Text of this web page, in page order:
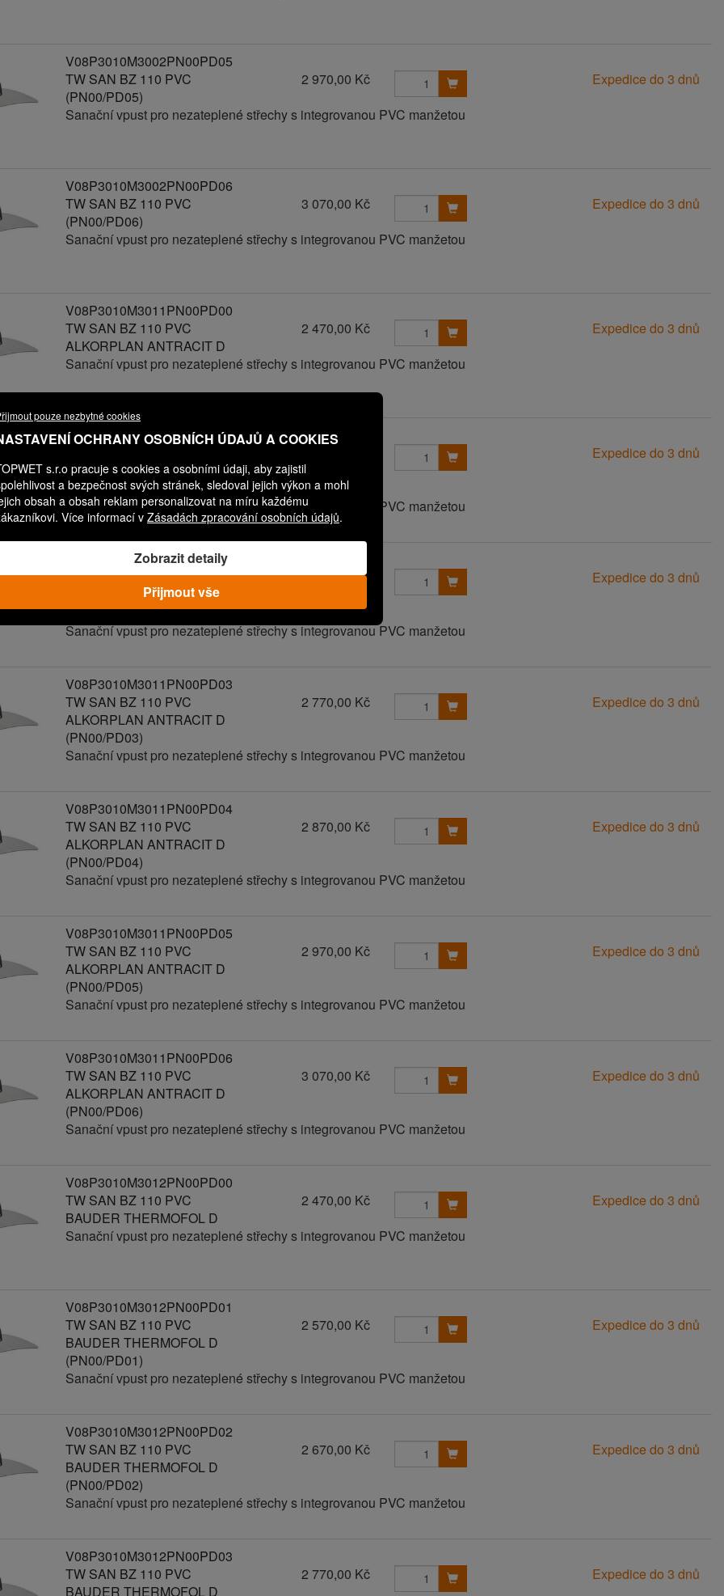
pouze nezbytné cookies
OCHRANY OSOBNÍCH ÚDAJŮ A COOKIES
s.r.o pracuje s cookies a osobními údaji, aby zajistil
a bezpečnost svých stránek, sledoval jejich výkon a mohl
obsah a obsah reklam personalizovat na míru každému
Více informací v Zásadách zpracování osobních údajů.
Zobrazit detaily
Přijmout vše
V08P3010M3002PN00PD05
TW SAN BZ 110 PVC
(PN00/PD05)
2 970,00 Kč
Expedice do 3 dnů
Sanační vpust pro nezateplené střechy s integrovanou PVC manžetou
V08P3010M3002PN00PD06
TW SAN BZ 110 PVC
(PN00/PD06)
3 070,00 Kč
Expedice do 3 dnů
Sanační vpust pro nezateplené střechy s integrovanou PVC manžetou
V08P3010M3011PN00PD00
TW SAN BZ 110 PVC
ALKORPLAN ANTRACIT D
2 470,00 Kč
Expedice do 3 dnů
Sanační vpust pro nezateplené střechy s integrovanou PVC manžetou
V08P3010M3011PN00PD01
ALKORPLAN ANTRACIT D
(PN00/PD01)
Expedice do 3 dnů
Sanační vpust pro nezateplené střechy s integrovanou PVC manžetou
V08P3010M3011PN00PD02
TW SAN BZ 110 PVC
ALKORPLAN ANTRACIT D
(PN00/PD02)
2 670,00 Kč Expedice do 3 dnů
Sanační vpust pro nezateplené střechy s integrovanou PVC manžetou
V08P3010M3011PN00PD03
TW SAN BZ 110 PVC
ALKORPLAN ANTRACIT D
(PN00/PD03)
2 770,00 Kč Expedice do 3 dnů
Sanační vpust pro nezateplené střechy s integrovanou PVC manžetou
V08P3010M3011PN00PD04
TW SAN BZ 110 PVC
ALKORPLAN ANTRACIT D
(PN00/PD04)
2 870,00 Kč Expedice do 3 dnů
Sanační vpust pro nezateplené střechy s integrovanou PVC manžetou
V08P3010M3011PN00PD05
TW SAN BZ 110 PVC
ALKORPLAN ANTRACIT D
(PN00/PD05)
2 970,00 Kč Expedice do 3 dnů
Sanační vpust pro nezateplené střechy s integrovanou PVC manžetou
V08P3010M3011PN00PD06
TW SAN BZ 110 PVC
ALKORPLAN ANTRACIT D
(PN00/PD06)
3 070,00 Kč Expedice do 3 dnů
Sanační vpust pro nezateplené střechy s integrovanou PVC manžetou
V08P3010M3012PN00PD00
TW SAN BZ 110 PVC
BAUDER THERMOFOL D
2 470,00 Kč
Expedice do 3 dnů
Sanační vpust pro nezateplené střechy s integrovanou PVC manžetou
V08P3010M3012PN00PD01
TW SAN BZ 110 PVC
BAUDER THERMOFOL D
(PN00/PD01)
2 570,00 Kč Expedice do 3 dnů
Sanační vpust pro nezateplené střechy s integrovanou PVC manžetou
V08P3010M3012PN00PD02
TW SAN BZ 110 PVC
BAUDER THERMOFOL D
(PN00/PD02)
2 670,00 Kč Expedice do 3 dnů
Sanační vpust pro nezateplené střechy s integrovanou PVC manžetou
V08P3010M3012PN00PD03
TW SAN BZ 110 PVC
BAUDER THERMOFOL D
2 770,00 Kč Expedice do 3 dnů